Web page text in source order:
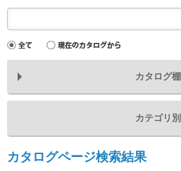
カタログ棚
カテゴリ別
カタログページ検索結果